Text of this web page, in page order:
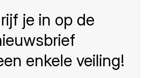
je in op de
enkele veiling!